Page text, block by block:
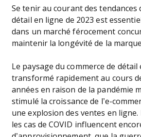
Se tenir au courant des tendances
détail en ligne de 2023 est
dans un marché férocement
maintenir la longévité de la
Le paysage du commerce de détail
transformé rapidement au cours
années en raison de la pandémie
stimulé la croissance de l’e-
une explosion des ventes en ligne.
les cas de COVID influencent